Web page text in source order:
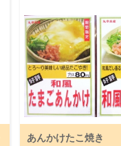
あんかけたこ焼き